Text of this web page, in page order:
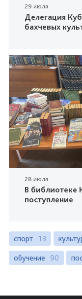
29 июля
Делегация
бахчевых
28 июля
В библиотеке
поступление
спорт 13
обучение 90